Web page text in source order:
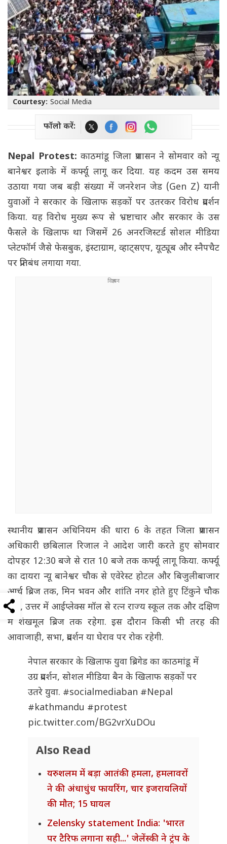
Courtesy: Social Media
फॉलो करें:
Nepal Protest:काठमांडू जिला प्रशासन ने सोमवार को न्यू
बानेश्वर इलाके में कर्फ्यू लागू कर दिया. यह कदम उस समय
उठाया गया जब बड़ी संख्या में जनरेशन जेड (Gen Z) यानी
युवाओं ने सरकार के खिलाफ सड़कों पर उतरकर विरोध प्रदर्शन
किया. यह विरोध मुख्य रूप से भ्रष्टाचार और सरकार के उस
फैसले के खिलाफ था जिसमें 26 अनरजिस्टर्ड सोशल मीडिया
प्लेटफॉर्म जैसे फेसबुक, इंस्टाग्राम, व्हाट्सएप, यूट्यूब और स्नैपचैट
पर प्रतिबंध लगाया गया.
स्थानीय प्रशासन अधिनियम की धारा 6 के तहत जिला प्रशासन
अधिकारी छबिलाल रिजाल ने आदेश जारी करते हुए सोमवार
दोपहर 12:30 बजे से रात 10 बजे तक कर्फ्यू लागू किया. कर्फ्यू
का दायरा न्यू बानेश्वर चौक से एवेरेस्ट होटल और बिजुलीबाजार
आर्च ब्रिज तक, मिन भवन और शांति नगर होते हुए टिंकुने चौक
तक, उत्तर में आईप्लेक्स मॉल से रत्न राज्य स्कूल तक और दक्षिण
में शंखमूल ब्रिज तक रहेगा. इस दौरान किसी भी तरह की
आवाजाही, सभा, प्रदर्शन या घेराव पर रोक रहेगी.
नेपाल सरकार के खिलाफ युवा ब्रिगेड का काठमांडू में
उग्र प्रदर्शन, सोशल मीडिया बैन के खिलाफ सड़कों पर
उतरे युवा. #socialmediaban #Nepal
#kathmandu #protest
pic.twitter.com/BG2vrXuDOu
Also Read
यरुशलम में बड़ा आतंकी हमला, हमलावरों
ने की अंधाधुंध फायरिंग, चार इजरायलियों
की मौत; 15 घायल
Zelensky statement India: 'भारत
पर टैरिफ लगाना सही...' जेलेंस्की ने ट्रंप के